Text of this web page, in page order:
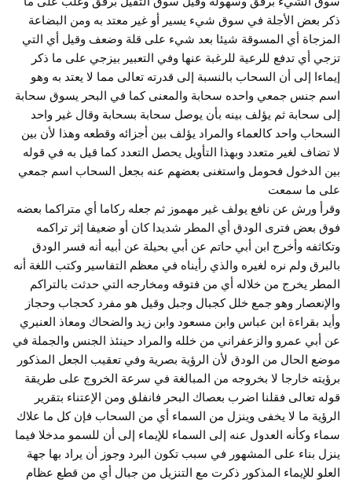
ذكر بعض الأجلة في سوق شيء يسير أو غير معتد به ومن البضاعة
المزجاة أي المسوقة شيئا بعد شيء على قلة وضعف وقيل أي التي
تزجي أي تدفع للرعية للرغبة عنها وفي التعبير بيزجي على ما ذكر
إيماءا إلى أن السحاب بالنسبة إلى قدرته تعالى مما لا يعتد به وهو
اسم جنس جمعي واحده سحابة والمعنى كما في البحر يسوق سحابة
إلى سحابة ثم يؤلف بينه بأن يوصل سحابة بسحابة وقال غير واحد
السحاب واحد كالعماء والمراد يؤلف بين أجزائه وقطعه وهذا لأن بين
لا تضاف لغير متعدد وبهذا التأويل يحصل التعدد كما قيل به في قوله
بين الدخول فحومل واستغنى بعضهم عنه بجعل السحاب اسم جمعي
على ما سمعت
وقرأ ورش عن نافع يولف غير مهموز ثم جعله ركاما أي متراكما بعضه
فوق بعض فترى الودق أي المطر شديدا كان أو ضعيفا إثر تراكمه
وتكاثفه وأخرج ابن أبي حاتم عن أبي بحيلة عن أبيه أنه فسر الودق
بالبرق ولم نره لغيره والذي رأيناه في معظم التفاسير وكتب اللغة أنه
المطر يخرج من خلاله أي من فتوقه ومخارجه التي حدثت بالتراكم
والإنعصار وهو جمع خلل كجبال وجبل وقيل هو مفرد كحجاب وحجاز
وأيد بقراءة ابن عباس وابن مسعود وابن زيد والضحاك ومعاذ العنبري
عن أبي عمرو والزعفراني من خلله والمراد حينئذ الجنس والجملة في
موضع الحال من الودق لأن الرؤية بصرية وفي تعقيب الجعل المذكور
برؤيته خارجا لا بخروجه من المبالغة في سرعة الخروج على طريقة
قوله تعالى فقلنا اضرب بعصاك البحر فانفلق ومن الإعتناء بتقرير
الرؤية ما لا يخفى وينزل من السماء أي من السحاب فإن كل ما علاك
سماء وكأنه العدول عنه إلى السماء للإيماء إلى أن للسمو مدخلا فيما
ينزل بناء على المشهور في سبب تكون البرد وجوز أن يراد بها جهة
العلو للإيماء المذكور ذكرت مع التنزيل من جبال أي من قطع عظام